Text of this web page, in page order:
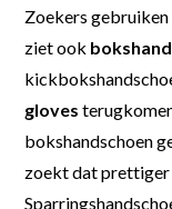
Zoekers
ziet ook
gloves
bokshandschoen
zoekt dat prettiger